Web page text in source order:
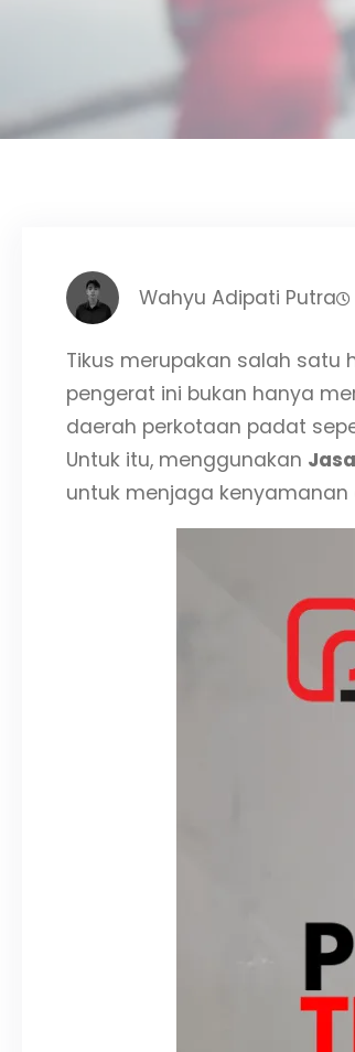
Wahyu Adipati Putra
Tikus merupakan salah satu
pengerat ini bukan hanya
daerah perkotaan padat
Untuk itu, menggunakan
untuk menjaga